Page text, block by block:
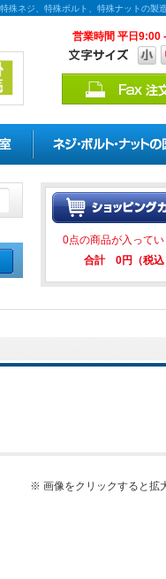
殊ネジ、特殊ボルト、特殊ナットの製
営業時間 平日9:00
割引キャ
0点の商品が入ってい
合計 0円（税込
※ 画像をクリックすると拡